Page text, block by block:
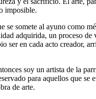
imposible.
somete al ayuno como
adquirida, un proceso
en cada acto creador,
soy un artista de la
para aquellos que se
de arte.